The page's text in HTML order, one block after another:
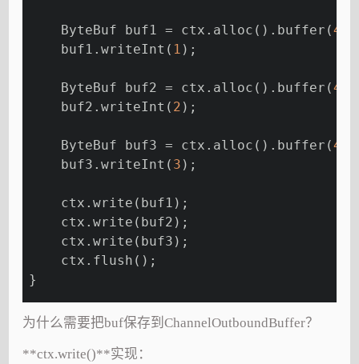
    ByteBuf buf1 = ctx.alloc().buffer(
4
    buf1.writeInt(
1 );
    ByteBuf buf2 = ctx.alloc().buffer(
4
    buf2.writeInt(
2 );
    ByteBuf buf3 = ctx.alloc().buffer(
4
    buf3.writeInt(
3 );
    ctx.write(buf1);
    ctx.write(buf2);
    ctx.write(buf3);
    ctx.flush();
}
为什么需要把buf保存到ChannelOutboundBuffer？
**ctx.write()**实现：